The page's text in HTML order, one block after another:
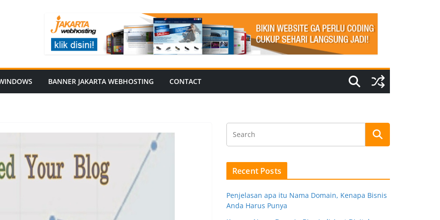
BANNER JAKARTA WEBHOSTING CONTACT
Recent Posts
Penjelasan apa itu Nama Domain, Kenapa Bisnis
Anda Harus Punya